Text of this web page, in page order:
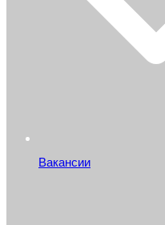
Вакансии